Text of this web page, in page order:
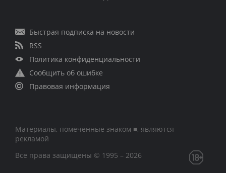
Быстрая подписка на новости
RSS
Политика конфиденциальности
Сообщить об ошибке
Правовая информация
Материалы, помеченные знаком ■, являются
рекламой
Все права защищены © 1995 – 2026